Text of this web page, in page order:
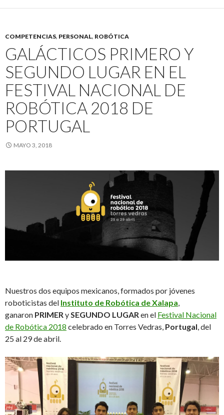
COMPETENCIAS, PERSONAL, ROBÓTICA
GALÁCTICOS PRIMERO Y
SEGUNDO LUGAR EN EL
FESTIVAL NACIONAL DE
ROBÓTICA 2018 DE
PORTUGAL
MAYO 3, 2018
Nuestros dos equipos mexicanos, formados por jóvenes
roboticistas del Instituto de Robótica de Xalapa,
ganaron PRIMERySEGUNDO LUGARen el Festival Nacional
de Robótica 2018 celebrado en Torres Vedras, Portugal, del
25 al 29 de abril.